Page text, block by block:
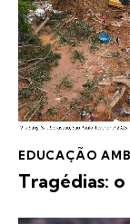
EDUCAÇÃO
Tragédias: